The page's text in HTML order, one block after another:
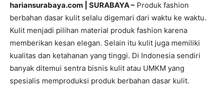
hariansurabaya.com | SURABAYA – Produk fashion
berbahan dasar kulit selalu digemari dari waktu ke waktu.
Kulit menjadi pilihan material produk fashion karena
memberikan kesan elegan. Selain itu kulit juga memiliki
kualitas dan ketahanan yang tinggi. Di Indonesia sendiri
banyak ditemui sentra bisnis kulit atau UMKM yang
spesialis memproduksi produk berbahan dasar kulit.